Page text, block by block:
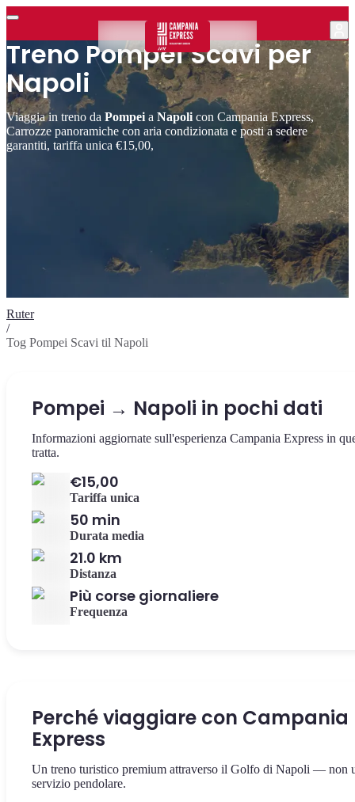
Treno Pompei Scavi per
Napoli
Viaggia in treno da Pompei a Napoli con Campania Express,
Carrozze panoramiche con aria condizionata e posti a sedere
garantiti, tariffa unica €15,00,
Ruter
/
Tog Pompei Scavi til Napoli
Pompei → Napoli in pochi dati
Informazioni aggiornate sull'esperienza Campania Express in
tratta.
€15,00
Tariffa unica
50 min
Durata media
21.0 km
Distanza
Più corse giornaliere
Frequenza
Perché viaggiare con Campania
Express
Un treno turistico premium attraverso il Golfo di Napoli — non
servizio pendolare.